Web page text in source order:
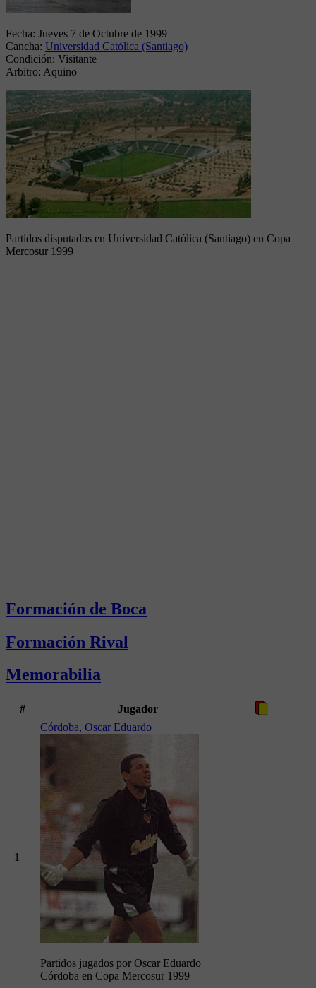
Fecha: Jueves 7 de Octubre de 1999
Cancha: Universidad Católica (Santiago)
Condición: Visitante
Arbitro: Aquino
Partidos disputados en Universidad Católica (Santiago) en Copa
Mercosur 1999
Formación de Boca
Formación Rival
Memorabilia
# Jugador
1
Córdoba, Oscar Eduardo
Partidos jugados por Oscar Eduardo
Córdoba en Copa Mercosur 1999